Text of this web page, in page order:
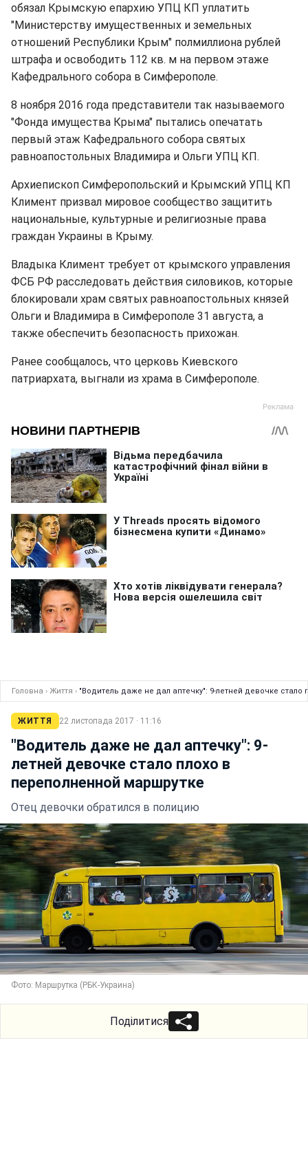
обязал Крымскую епархию УПЦ КП уплатить
"Министерству имущественных и земельных
отношений Республики Крым" полмиллиона рублей
штрафа и освободить 112 кв. м на первом этаже
Кафедрального собора в Симферополе.
8 ноября 2016 года представители так называемого
"Фонда имущества Крыма" пытались опечатать
первый этаж Кафедрального собора святых
равноапостольных Владимира и Ольги УПЦ КП.
Архиепископ Симферопольский и Крымский УПЦ КП
Климент призвал мировое сообщество защитить
национальные, культурные и религиозные права
граждан Украины в Крыму.
Владыка Климент требует от крымского управления
ФСБ РФ расследовать действия силовиков, которые
блокировали храм святых равноапостольных князей
Ольги и Владимира в Симферополе 31 августа, а
также обеспечить безопасность прихожан.
Ранее сообщалось, что церковь Киевского
патриархата, выгнали из храма в Симферополе.
Головна › Життя › "Водитель даже не дал аптечку": 9-летней девочке
ЖИТТЯ 22 листопада 2017 · 11:16
"Водитель даже не дал аптечку": 9-
летней девочке стало плохо в
переполненной маршрутке
Отец девочки обратился в полицию
Фото: Маршрутка (РБК-Украина)
Поділитися